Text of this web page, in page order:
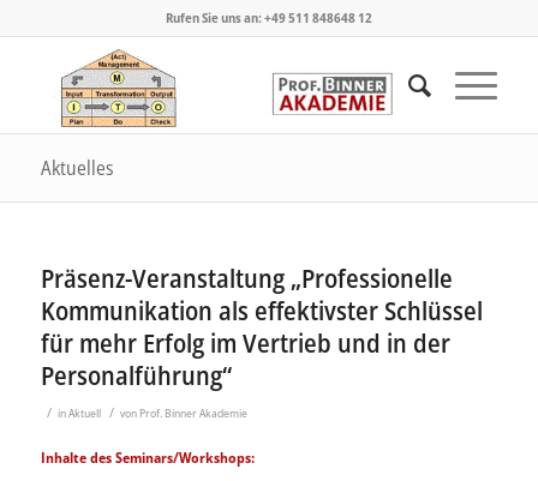
Rufen Sie uns an: +49 511 848648 12
Aktuelles
Präsenz-Veranstaltung „Professionelle
Kommunikation als effektivster Schlüssel
für mehr Erfolg im Vertrieb und in der
Personalführung“
/ inAktuell / von Prof. Binner Akademie
Inhalte des Seminars/Workshops: